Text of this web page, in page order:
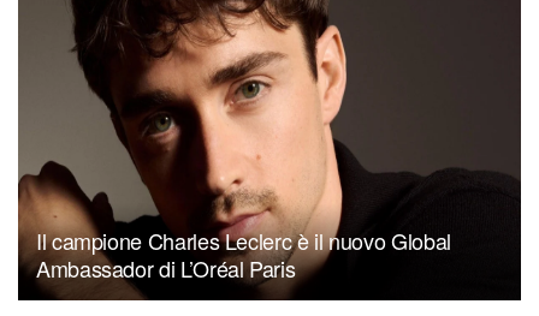
Il campione Charles Leclerc è il nuovo Global
Ambassador di L’Oréal Paris